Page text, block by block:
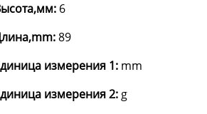
6
89
измерения 1: mm
измерения 2: g